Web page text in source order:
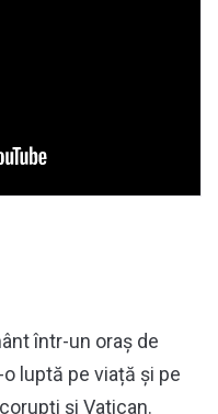
într-un oraș de
luptă pe viață și pe
și Vatican.